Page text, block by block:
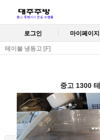
로그인 마이페이지
테이블 냉동고 [F]
중고 1300